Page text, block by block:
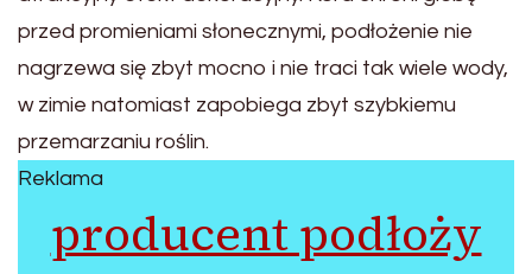
przed promieniami słonecznymi, podłożenie nie
nagrzewa się zbyt mocno i nie traci tak wiele wody,
w zimie natomiast zapobiega zbyt szybkiemu
przemarzaniu roślin.
Reklama
producent podłoży